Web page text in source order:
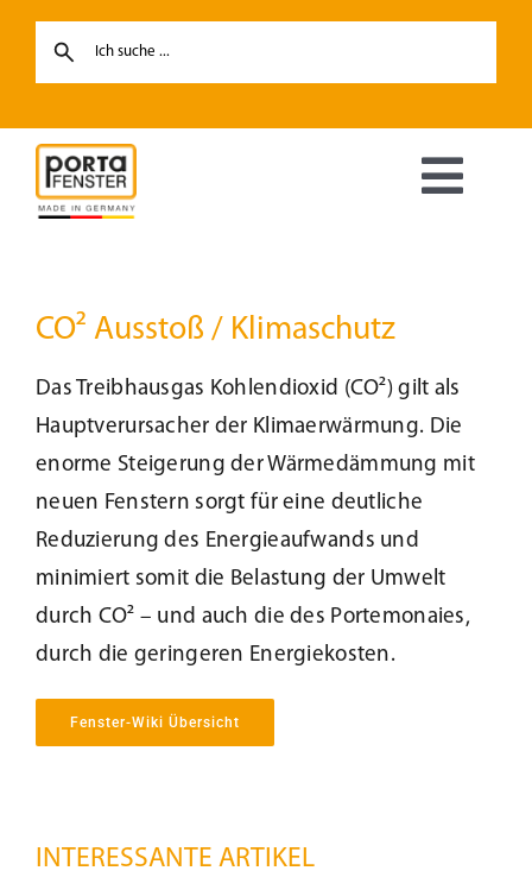
Skip
Haustüren
Hebe-Schiebetüren
Terrassentüren
Beschattung
Fensterbänke
Shop
CO² Ausstoß / Klimaschutz
Das Treibhausgas Kohlendioxid (CO²) gilt als
Hauptverursacher der Klimaerwärmung. Die
enorme Steigerung der Wärmedämmung mit
neuen Fenstern sorgt für eine deutliche
Reduzierung des Energieaufwands und
minimiert somit die Belastung der Umwelt
durch CO² – und auch die des Portemonaies,
durch die geringeren Energiekosten.
Fenster-Wiki Übersicht
INTERESSANTE ARTIKEL